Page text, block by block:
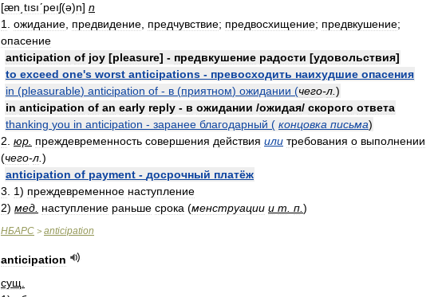
[æn͵tısıʹpeıʃ(ə)n] n
1
ожидание предвидение предчувствие; предвосхищение; предвкушение;
опасение
anticipation of joy [pleasure] - предвкушение радости [удовольствия]
to exceed one's worst anticipations - превосходить наихудшие опасения
in (pleasurable) anticipation of - в (приятном) ожидании (чего-л )
in anticipation of an early reply - в ожидании /ожидая/ скорого ответа
thanking you in anticipation - заранее благодарный ( концовка письма)
2 юр преждевременность совершения действия или требования о выполнении
(чего-л )
anticipation of payment - досрочный платёж
3
1) преждевременное наступление
2) мед наступление раньше срока (менструации и т п )
НБАРС > anticipation
anticipation
сущ